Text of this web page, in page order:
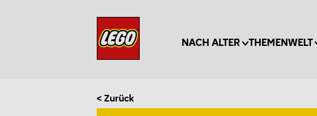
NACH ALTER THEMENWELT
< Zurück